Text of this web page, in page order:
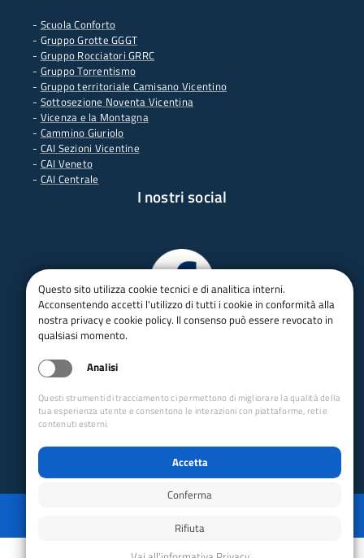
- Scuola Conforto
- Gruppo Grotte GGGT
- Gruppo Rocciatori GRRC
- Gruppo Torrentismo
- Gruppo territoriale Camisano Vicentino
- Sottosezione Noventa Vicentina
- Vicenza e la Montagna
- Cammino Giuriolo
- CAI Sezioni Vicentine
- CAI Veneto
- CAI Centrale
I nostri social
Powered by GRUPPO YEC
Questo sito utilizza cookie tecnici e di analitica interni.
Acconsentendo accetti l'utilizzo di tutti i cookie in conformità alla
nostra privacy e cookie policy. Il consenso può essere revocato in
qualsiasi momento.
Analisi
Questi strumenti di tracciamento ci permettono di migliorare la qualità della
tua esperienza utente e consentono le interazioni con piattaforme, reti e
contenuti esterni.
Accetta
Conferma
Rifiuta